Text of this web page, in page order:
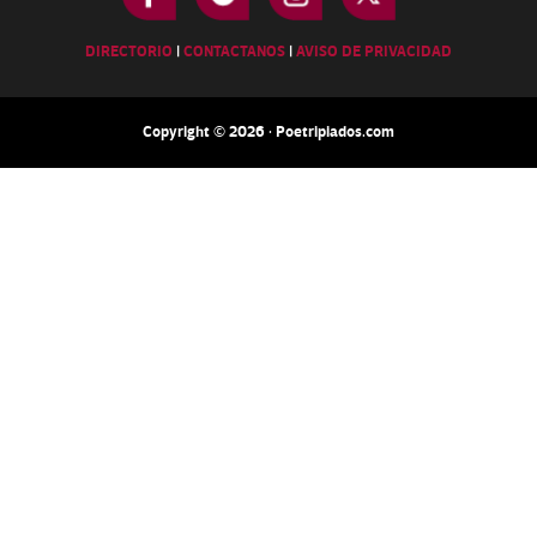
DIRECTORIO |CONTACTANOS |AVISO DE PRIVACIDAD
Copyright © 2026 · Poetripiados.com